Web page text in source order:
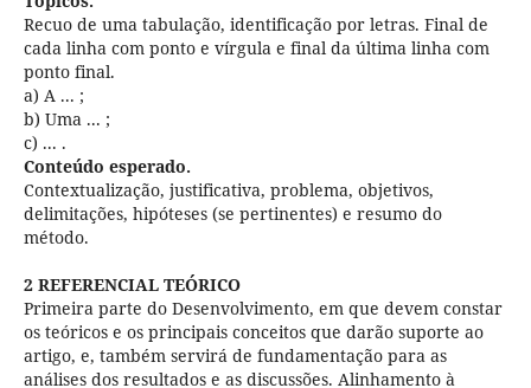
Recuo de uma tabulação, identificação por letras. Final de
cada linha com ponto e vírgula e final da última linha com
ponto final.
a) A ... ;
b) Uma ... ;
c) ... .
Conteúdo esperado.
Contextualização, justificativa, problema, objetivos,
delimitações, hipóteses (se pertinentes) e resumo do
método.
2 REFERENCIAL TEÓRICO
Primeira parte do Desenvolvimento, em que devem constar
os teóricos e os principais conceitos que darão suporte ao
artigo, e, também servirá de fundamentação para as
análises dos resultados e as discussões. Alinhamento à